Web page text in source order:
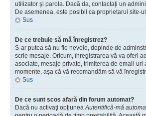
utilizator şi parola. Dacă da, contactaţi un
De asemenea, este posibil ca proprietarul site-
Sus
De ce trebuie să mă înregistrez?
S-ar putea să nu fie nevoie, depinde de
scrie mesaje. Oricum, înregistrarea vă va oferi
asociate, mesaje private, trimiterea de email-
momente, aşa că vă recomandăm să vă
Sus
De ce sunt scos afară din forum automat?
Dacă nu activaţi opţiuneaAutentifică-mă